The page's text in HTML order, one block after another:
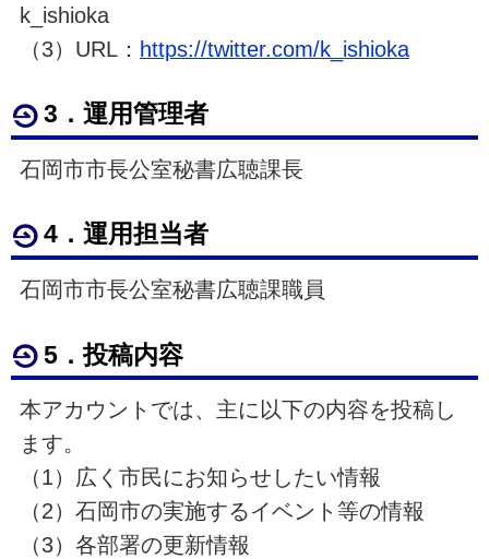
k_ishioka
（3） URL： https://twitter.com/k_ishioka
3．運用管理者
石岡市市長公室秘書広聴課長
4．運用担当者
石岡市市長公室秘書広聴課職員
5．投稿内容
本アカウントでは、主に以下の内容を投稿し
ます。
（1）広く市民にお知らせしたい情報
（2）石岡市の実施するイベント等の情報
（3）各部署の更新情報